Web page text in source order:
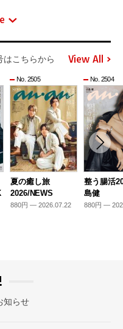
はこちらから View All
No. 2505
夏の癒し旅
2026/NEWS
880円 — 2026.07.22
No. 2504
整う腸活
島健
880円 —
知らせ